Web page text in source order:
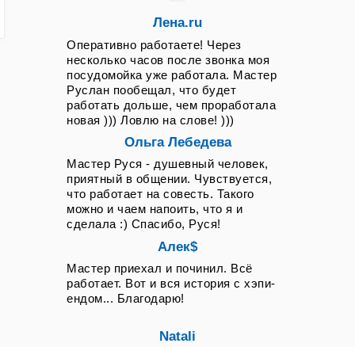
Лена.ru
Оперативно работаете! Через
несколько часов после звонка моя
посудомойка уже работала. Мастер
Руслан пообещал, что будет
работать дольше, чем проработала
новая ))) Ловлю на слове! )))
Natali
Алек$
Мастер приехал и починил. Всё
работает. Вот и вся история с хэпи-
ендом... Благодарю!
Ольга Лебедева
Мастер Руся - душевный человек,
приятный в общении. Чувствуется,
что работает на совесть. Такого
можно и чаем напоить, что я и
сделала :) Спасибо, Руся!